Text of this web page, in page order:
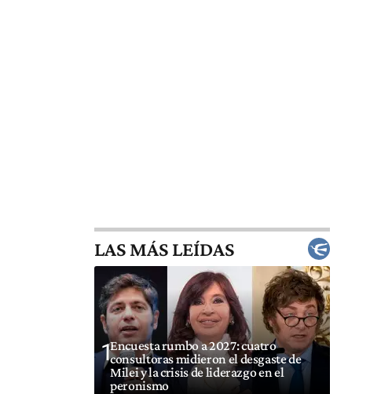
LAS MÁS LEÍDAS
1Encuesta rumbo a 2027: cuatro
consultoras midieron el desgaste de
Milei y la crisis de liderazgo en el
peronismo